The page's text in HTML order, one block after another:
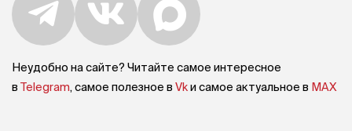
Неудобно на сайте? Читайте самое интересное
в Telegram, самое полезное в Vkи самое актуальное в MAX